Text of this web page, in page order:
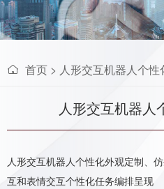
首页 > 人形交互机器人个性
人形交互机器人
人形交互机器人个性化外观定制、
互和表情交互个性化任务编排呈现